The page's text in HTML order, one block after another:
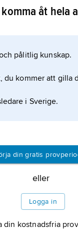
and Romans
om artikeln
åt hela
pålitlig kunskap.
du kommer att gilla
i Sverige.
din gratis
eller
Logga in
din kostnadsfria